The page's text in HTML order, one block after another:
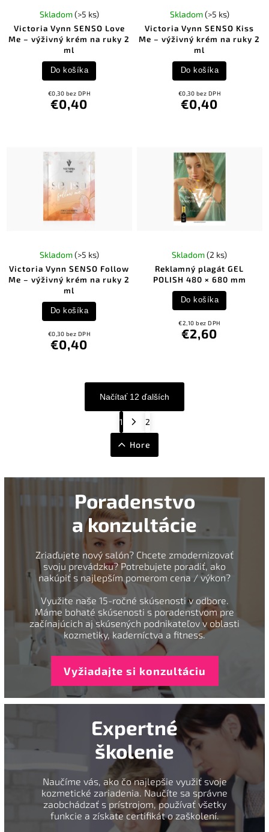
Victoria Vynn SENSO Love
Me – výživný krém na ruky 2
ml
Skladom(>5 ks)
€0,30 bez DPH
€0,40
Do košíka
Victoria Vynn SENSO Kiss
Me – výživný krém na ruky 2
ml
Skladom(>5 ks)
€0,30 bez DPH
€0,40
Do košíka
Victoria Vynn SENSO Follow
Me – výživný krém na ruky 2
ml
Skladom(>5 ks)
€0,30 bez DPH
€0,40
Do košíka
Reklamný plagát GEL
POLISH 480 × 680 mm
Skladom(2 ks)
€2,10 bez DPH
€2,60
Do košíka
Načítať 12 ďalších
1 2
Hore
Poradenstvo
a konzultácie
Zriaďujete nový salón? Chcete zmodernizovať
svoju prevádzku? Potrebujete poradiť, ako
nakúpiť s najlepším pomerom cena / výkon?
Využite naše 15-ročné skúsenosti v odbore.
Máme bohaté skúsenosti s poradenstvom pre
začínajúcich aj skúsených podnikateľov v oblasti
kozmetiky, kaderníctva a fitness.
Vyžiadajte si konzultáciu
Expertné
školenie
Naučíme vás, ako čo najlepšie využiť svoje
kozmetické zariadenia. Naučíte sa správne
zaobchádzať s prístrojom, používať všetky
funkcie a získate certifikát o zaškolení.